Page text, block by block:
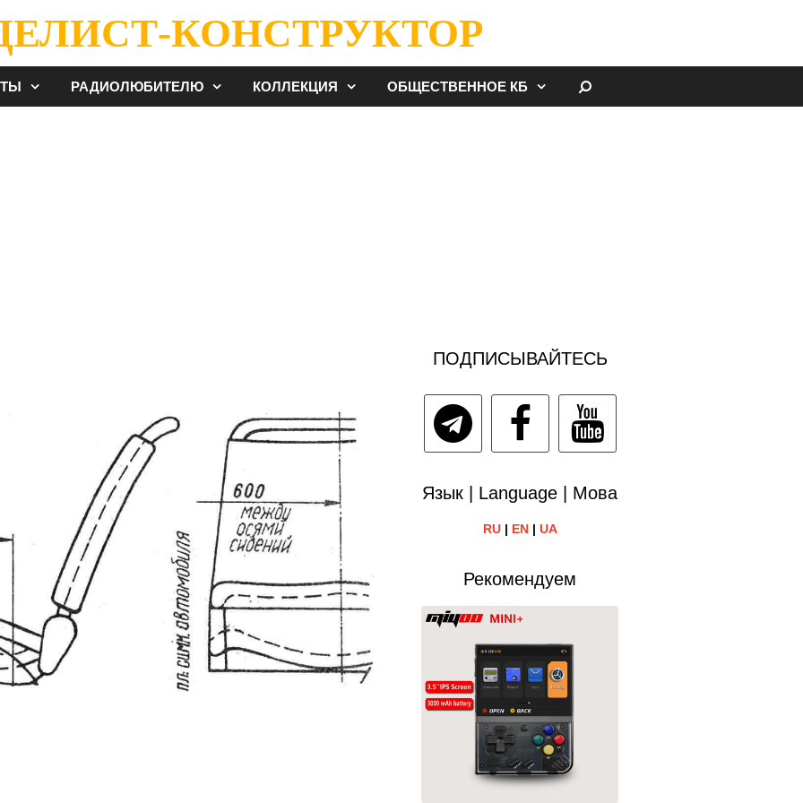
КОНСТРУКТОР
РАДИОЛЮБИТЕЛЮ КОЛЛЕКЦИЯ ОБЩЕСТВЕННОЕ КБ
ПОДПИСЫВАЙТЕСЬ
Язык | Language | Мова
RU| EN| UA
Рекомендуем